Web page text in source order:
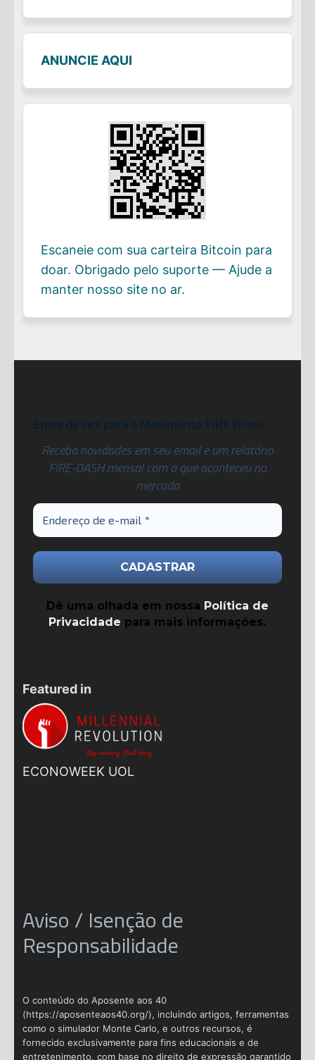
ANUNCIE AQUI
Escaneie com sua carteira Bitcoin para
doar. Obrigado pelo suporte — Ajude a
manter nosso site no ar.
Entre de vez para o Movimento FIRE Brasil
Receba novidades em seu email e um relatório
FIRE-DASH mensal com o que aconteceu no
mercado
Dê uma olhada em nossa Política de
Privacidade para mais informações.
Featured in
ECONOWEEK UOL
Aviso / Isenção de
Responsabilidade
O conteúdo do Aposente aos 40
(https://aposenteaos40.org/), incluindo artigos, ferramentas
como o simulador Monte Carlo, e outros recursos, é
fornecido exclusivamente para fins educacionais e de
entretenimento, com base no direito de expressão garantido